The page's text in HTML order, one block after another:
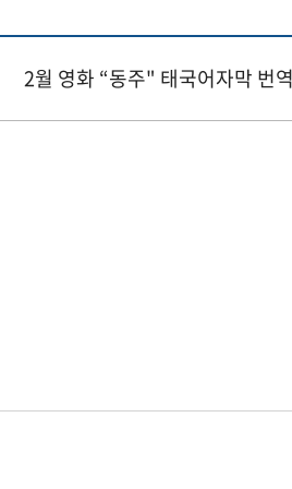
2월 영화 “동주" 태국어자막 번